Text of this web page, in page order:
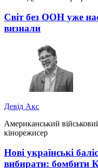
Світ без ООН уже
визнали
Девід Акс
Американський
кінорежисер
Нові українські
вибирати: бомбити